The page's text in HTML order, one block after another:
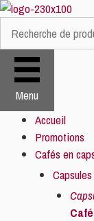
Aller
contenu
Recherche
pour :
Menu
Accueil
Promotions
Cafés en